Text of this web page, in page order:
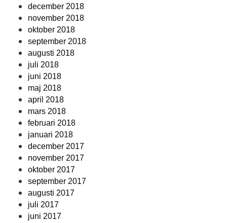
december 2018
november 2018
oktober 2018
september 2018
augusti 2018
juli 2018
juni 2018
maj 2018
april 2018
mars 2018
februari 2018
januari 2018
december 2017
november 2017
oktober 2017
september 2017
augusti 2017
juli 2017
juni 2017